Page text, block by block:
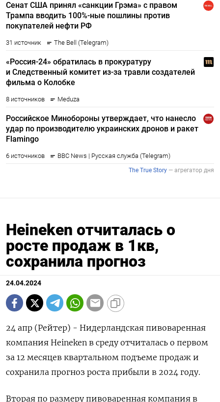
Heineken отчиталась о
росте продаж в 1кв,
сохранила прогноз
24.04.2024
24 апр (Рейтер) - Нидерландская пивоваренная
компания Heineken в среду отчиталась о первом
за 12 месяцев квартальном подъеме продаж и
сохранила прогноз роста прибыли в 2024 году.
Вторая по размеру пивоваренная компания в